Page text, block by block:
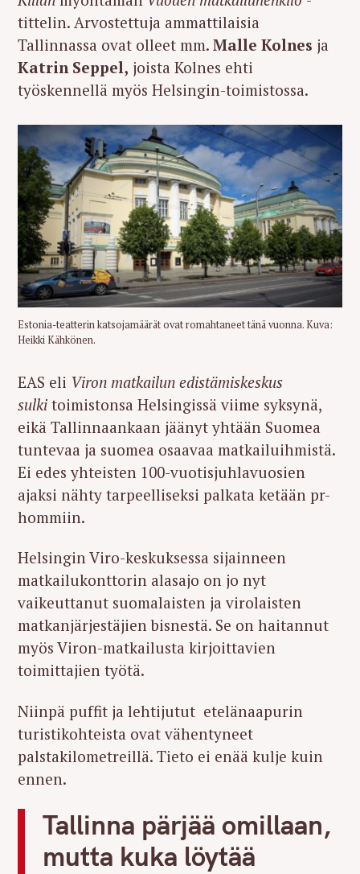
tittelin. Arvostettuja ammattilaisia
Tallinnassa ovat olleet mm. Malle Kolnes ja
Katrin Seppel, joista Kolnes ehti
työskennellä myös Helsingin-toimistossa.
Estonia-teatterin katsojamäärät ovat romahtaneet tänä vuonna. Kuva:
Heikki Kähkönen.
EAS eli Viron matkailun edistämiskeskus
sulki toimistonsa Helsingissä viime syksynä,
eikä Tallinnaankaan jäänyt yhtään Suomea
tuntevaa ja suomea osaavaa matkailuihmistä.
Ei edes yhteisten 100-vuotisjuhlavuosien
ajaksi nähty tarpeelliseksi palkata ketään pr-
hommiin.
Helsingin Viro-keskuksessa sijainneen
matkailukonttorin alasajo on jo nyt
vaikeuttanut suomalaisten ja virolaisten
matkanjärjestäjien bisnestä. Se on haitannut
myös Viron-matkailusta kirjoittavien
toimittajien työtä.
Niinpä puffit ja lehtijutut etelänaapurin
turistikohteista ovat vähentyneet
palstakilometreillä. Tieto ei enää kulje kuin
ennen.
Tallinna pärjää omillaan,
mutta kuka löytää